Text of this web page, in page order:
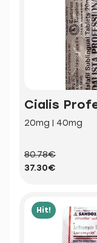
Cialis
20mg | 40mg
80.78€
37.30€
Hit!